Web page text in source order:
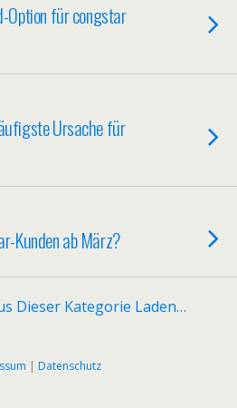
Option für congstar
Ursache für
Kunden ab März?
Dieser Kategorie Laden…
| Datenschutz